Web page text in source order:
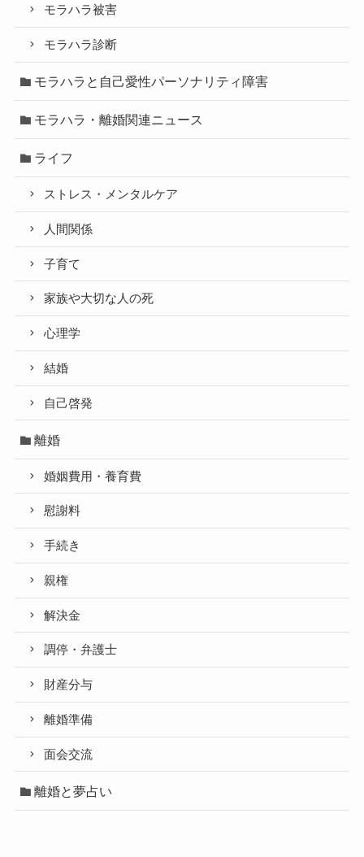
モラハラ被害
モラハラ診断
モラハラと自己愛性パーソナリティ障害
モラハラ・離婚関連ニュース
ライフ
ストレス・メンタルケア
人間関係
子育て
家族や大切な人の死
心理学
結婚
自己啓発
離婚
婚姻費用・養育費
慰謝料
手続き
親権
解決金
調停・弁護士
財産分与
離婚準備
面会交流
離婚と夢占い